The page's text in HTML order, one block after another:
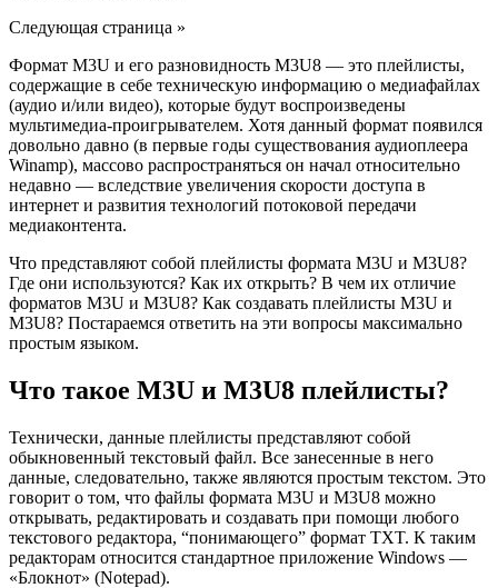
Следующая страница »
Формат M3U и его разновидность M3U8 — это плейлисты,
содержащие в себе техническую информацию о медиафайлах
(аудио и/или видео), которые будут воспроизведены
мультимедиа-проигрывателем. Хотя данный формат появился
довольно давно (в первые годы существования аудиоплеера
Winamp), массово распространяться он начал относительно
недавно — вследствие увеличения скорости доступа в
интернет и развития технологий потоковой передачи
медиаконтента.
Что представляют собой плейлисты формата M3U и M3U8?
Где они используются? Как их открыть? В чем их отличие
форматов M3U и M3U8? Как создавать плейлисты M3U и
M3U8? Постараемся ответить на эти вопросы максимально
простым языком.
Что такое M3U и M3U8 плейлисты?
Технически, данные плейлисты представляют собой
обыкновенный текстовый файл. Все занесенные в него
данные, следовательно, также являются простым текстом. Это
говорит о том, что файлы формата M3U и M3U8 можно
открывать, редактировать и создавать при помощи любого
текстового редактора, “понимающего” формат TXT. К таким
редакторам относится стандартное приложение Windows —
«Блокнот» (Notepad).